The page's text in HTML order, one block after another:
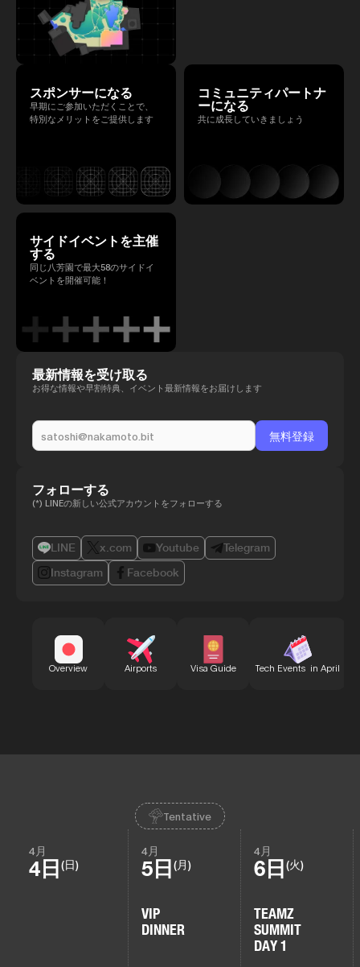
スポンサーになる
早期にご参加いただくことで、
特別なメリットをご提供します
コミュニティパートナ
ーになる
共に成長していきましょう
サイドイベントを主催
する
同じ八芳園で最大58のサイドイ
ベントを開催可能！
最新情報を受け取る
お得な情報や早割特典、イベント最新情報をお届けします
フォローする
(*) LINEの新しい公式アカウントをフォローする
LINE x.com Youtube
Telegram
Instagram
Facebook
Overview Airports Visa Guide Tech Events in April
Tentative
4月
4日 (日)
4月
5日 (月)
VIP
DINNER
4月
6日 (火)
TEAMZ
SUMMIT
DAY 1